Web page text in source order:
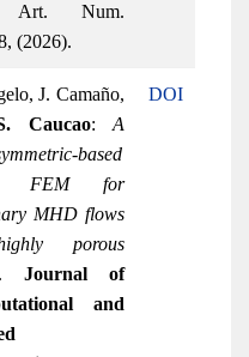
Art. Num.
(2026).
J. Camaño,
Caucao:A
based
FEM for
MHD flows
porous
Journal of
and
DOI